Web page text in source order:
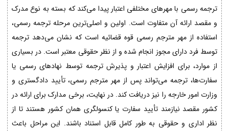
ترجمه رسمی با مهرهای مختلفی اعتبار پیدا می‌کند که بسته به نوع مدرک
و مقصد ارائه آن متفاوت است. اولین و اصلی‌ترین مرحله ترجمه رسمی،
استفاده از مهر مترجم رسمی قوه قضائیه است که نشان می‌دهد ترجمه
توسط فرد دارای مجوز انجام شده و از نظر حقوقی معتبر است. در بسیاری
از موارد، برای افزایش اعتبار و پذیرش ترجمه توسط نهادهای رسمی یا
سفارت‌ها، ترجمه می‌تواند پس از مهر مترجم رسمی، تأیید دادگستری و
وزارت امور خارجه را نیز دریافت کند. در نهایت، برخی مدارک برای ارائه در
کشور مقصد نیازمند تأیید سفارت یا کنسولگری همان کشور هستند تا از
نظر اداری و حقوقی به طور کامل قابل استناد باشند. این مراحل باعث